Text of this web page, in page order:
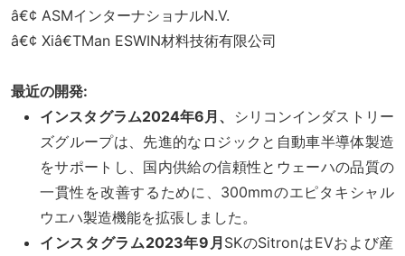
â€¢ ASMインターナショナルN.V.
â€¢ Xiâ€TMan ESWIN材料技術有限公司
最近の開発:
インスタグラム2024年6月、
シリコンインダストリー
ズグループは、先進的なロジックと自動車半導体製造
をサポートし、国内供給の信頼性とウェーハの品質の
一貫性を改善するために、300mmのエピタキシャル
ウエハ製造機能を拡張しました。
インスタグラム2023年9月 SKのSitronはEVおよび産